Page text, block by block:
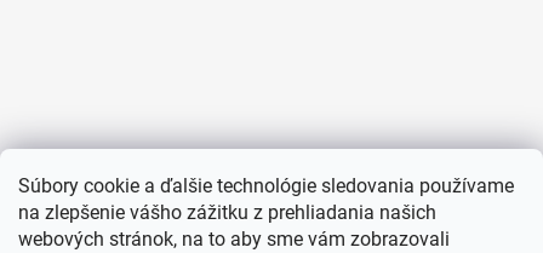
Súbory cookie a ďalšie technológie sledovania používame
na zlepšenie vášho zážitku z prehliadania našich
webových stránok, na to aby sme vám zobrazovali